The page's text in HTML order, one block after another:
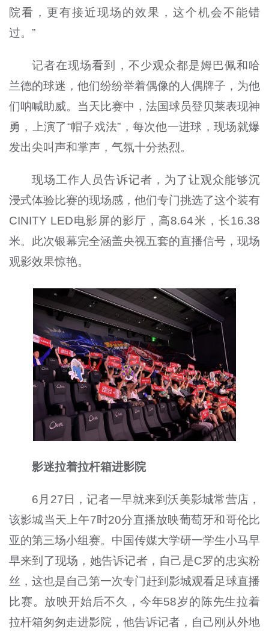
院看，更有接近现场的效果，这个机会不能错
过。”
记者在现场看到，不少观众都是姆巴佩和哈
兰德的球迷，他们纷纷举着偶像的人偶牌子，为他
们呐喊助威。当天比赛中，法国球员登贝莱表现神
勇，上演了“帽子戏法”，每次他一进球，现场就爆
发出尖叫声和掌声，气氛十分热烈。
现场工作人员告诉记者，为了让观众能够沉
浸式体验比赛的现场感，他们专门挑选了这个装有
CINITY LED电影屏的影厅，高8.64米，长16.38
米。此次银幕完全涵盖央视五套的直播信号，现场
观影效果惊艳。
影迷拉着拉杆箱进影院
6月27日，记者一早就来到沃美影城常营店，
该影城当天上午7时20分直播放映葡萄牙和哥伦比
亚的第三场小组赛。中国传媒大学研一学生小马早
早来到了现场，她告诉记者，自己是C罗的忠实粉
丝，这也是自己第一次专门赶到影城观看足球直播
比赛。放映开始后不久，今年58岁的陈先生拉着
拉杆箱匆匆走进影院，他告诉记者，自己刚从外地